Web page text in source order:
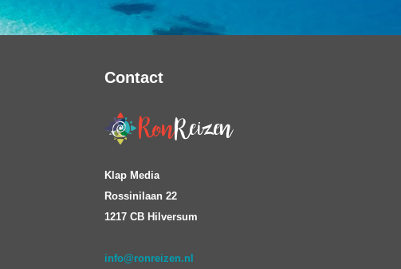
Contact
Klap Media
Rossinilaan 22
1217 CB Hilversum
info@ronreizen.nl